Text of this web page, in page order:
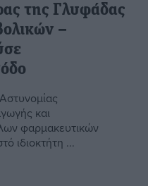
της Γλυφάδας
–
και
φαρμακευτικών
ιδιοκτήτη ...